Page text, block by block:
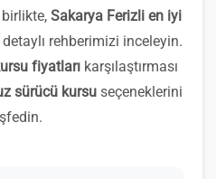
Sakarya Ferizli en iyi
rehberimizi inceleyin.
fiyatlarıkarşılaştırması
sürücü kursuseçeneklerini